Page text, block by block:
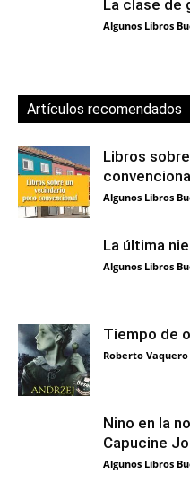
La clase de
Algunos Libros
Artículos recomendados
Libros
Algunos Libros
La última
Algunos Libros
Tiempo de
Roberto Vaquero
Nino en la
Capucine
Algunos Libros